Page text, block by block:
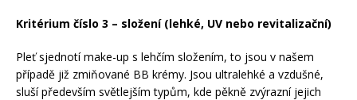
Kritérium číslo 3 – složení (lehké, UV nebo revitalizační)
Pleť sjednotí make-up s lehčím složením, to jsou v našem
případě již zmiňované BB krémy. Jsou ultralehké a vzdušné,
sluší především světlejším typům, kde pěkně zvýrazní jejich